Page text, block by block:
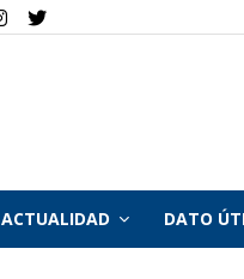
ACTUALIDAD DATO